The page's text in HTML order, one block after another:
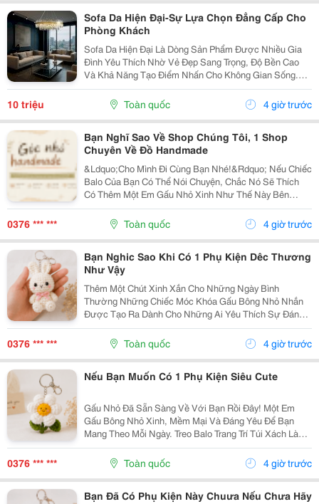
Sofa Da Hiện Đại-Sự Lựa Chọn Đẳng Cấp Cho
Phòng Khách
Sofa Da Hiện Đại Là Dòng Sản Phẩm Được Nhiều Gia
Đình Yêu Thích Nhờ Vẻ Đẹp Sang Trọng, Độ Bền Cao
Và Khả Năng Tạo Điểm Nhấn Cho Không Gian Sống.
Với Thiết Kế Tinh Tế Cùng Chất Liệu Da Cao Cấp, Sofa
Không Chỉ Mang Lại Cảm Giác Thoải Mái Mà Còn Thể...
10 triệu Toàn quốc 4 giờ trước
Bạn Nghĩ Sao Về Shop Chúng Tôi, 1 Shop
Chuyên Về Đồ Handmade
&Ldquo;Cho Mình Đi Cùng Bạn Nhé!&Rdquo; Nếu Chiếc
Balo Của Bạn Có Thể Nói Chuyện, Chắc Nó Sẽ Thích
Có Thêm Một Em Gấu Nhỏ Xinh Như Thế Này Bên
Cạnh. Từ Những Buổi Đi Học, Đi Làm, Đi Cà Phê Hay
Những Chuyến Đi Chơi Cuối Tuần, Em Móc Khóa Gấu
Bông...
0376 *** *** Toàn quốc 4 giờ trước
Bạn Nghic Sao Khi Có 1 Phụ Kiện Dêc Thương
Như Vậy
Thêm Một Chút Xinh Xắn Cho Những Ngày Bình
Thường Những Chiếc Móc Khóa Gấu Bông Nhỏ Nhắn
Được Tạo Ra Dành Cho Những Ai Yêu Thích Sự Đáng
Yêu Và Những Món Đồ Có Dấu Ấn Riêng. Từ Chiếc Balo
Đi Học, Túi Xách Đi Chơi Đến Chùm Chìa Khóa Quen
Thuộc,...
0376 *** *** Toàn quốc 4 giờ trước
Nếu Bạn Muốn Có 1 Phụ Kiện Siêu Cute
Gấu Nhỏ Đã Sẵn Sàng Về Với Bạn Rồi Đây! Một Em
Gấu Bông Nhỏ Xinh, Mềm Mại Và Đáng Yêu Để Bạn
Mang Theo Mỗi Ngày. Treo Balo Trang Trí Túi Xách Làm
Móc Khóa Tặng Người Bạn Yêu Quý
Gocnhohandmade.com Không Cần Quá Nhiều Phụ
Kiện, Chỉ Một Em Gấu...
0376 *** *** Toàn quốc 4 giờ trước
Bạn Đã Có Phụ Kiện Này Chuưa Nếu Chưa Hãy